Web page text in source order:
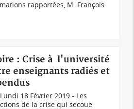
rapportées, M. François
: Crise à l'université
enseignants radiés et
18 Février 2019 - Les
de la crise qui secoue